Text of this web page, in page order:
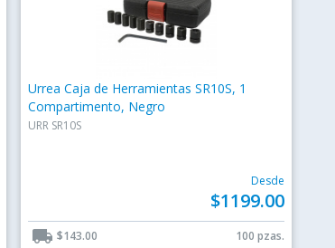
Urrea Caja de Herramientas SR10S, 1
Compartimento, Negro
URR SR10S
Desde
$1199.00
local_shipping $143.00 100 pzas.